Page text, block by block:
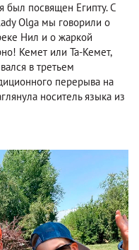
был посвящен Египту. С
Olga мы говорили о
Нил и о жаркой
Кемет или Та-Кемет,
в третьем
перерыва на
носитель языка из